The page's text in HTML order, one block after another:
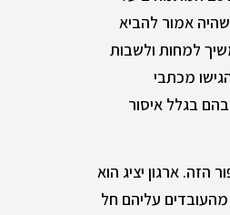
אמור להביא
למחות ולשבות
מכתבי
בגלל איסור
הזה. ארגון יציג הוא
מהעובדים עליהם חל